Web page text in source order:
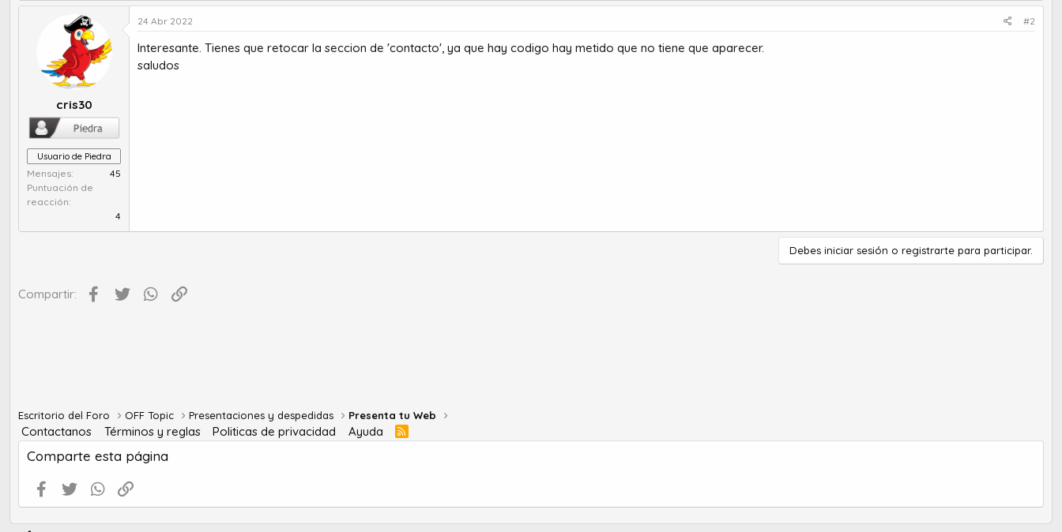
cris30
Usuario de Piedra
Mensajes
45
Puntuación de
reacción
4
24 Abr 2022 #2
Interesante. Tienes que retocar la seccion de 'contacto', ya que hay codigo hay metido que no tiene que aparecer.
saludos
Debes iniciar sesión o registrarte para participar.
Compartir: Facebook
Twitter WhatsApp
Escritorio del Foro OFF Topic Presentaciones y despedidas Presenta tu Web
Contactanos Términos y reglas Politicas de privacidad Ayuda
S
Comparte esta página
Facebook
Twitter WhatsApp